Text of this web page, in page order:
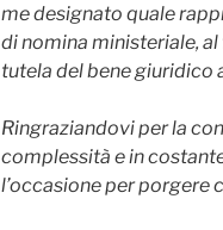
me designato quale
di nomina ministeriale,
tutela del bene giuridico
Ringraziandovi per la
complessità e in
l’occasione per porgere